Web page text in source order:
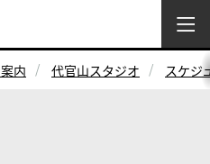
内 代官山スタジオ スケジ